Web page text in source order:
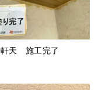
軒天 施工完了